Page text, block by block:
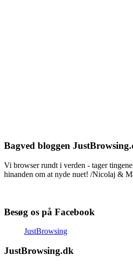
Bagved bloggen
Vi browser rundt i verden - tager
hinanden om at nyde nuet! /Nicolaj &
Besøg os på Facebook
JustBrowsing
JustBrowsing.dk